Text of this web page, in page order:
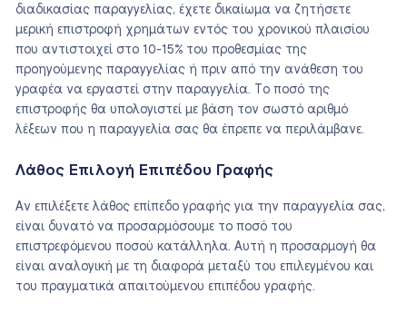
διαδικασίας παραγγελίας, έχετε δικαίωμα να ζητήσετε
μερική επιστροφή χρημάτων εντός του χρονικού πλαισίου
που αντιστοιχεί στο 10-15% του προθεσμίας της
προηγούμενης παραγγελίας ή πριν από την ανάθεση του
γραφέα να εργαστεί στην παραγγελία. Το ποσό της
επιστροφής θα υπολογιστεί με βάση τον σωστό αριθμό
λέξεων που η παραγγελία σας θα έπρεπε να περιλάμβανε.
Λάθος Επιλογή Επιπέδου Γραφής
Αν επιλέξετε λάθος επίπεδο γραφής για την παραγγελία σας,
είναι δυνατό να προσαρμόσουμε το ποσό του
επιστρεφόμενου ποσού κατάλληλα. Αυτή η προσαρμογή θα
είναι αναλογική με τη διαφορά μεταξύ του επιλεγμένου και
του πραγματικά απαιτούμενου επιπέδου γραφής.